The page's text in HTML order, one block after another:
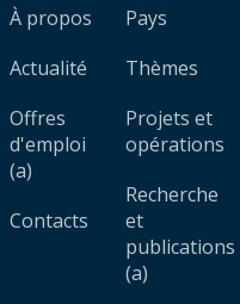
À propos
Actualité
Offres
d'emploi
(a)
Contacts
Pays
Thèmes
Projets et
opérations
Recherche
et
publications
(a)